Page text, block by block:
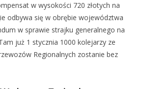
w wysokości 720 złotych na
odbywa się w obrębie województwa
w sprawie strajku generalnego na
już 1 stycznia 1000 kolejarzy ze
Regionalnych zostanie bez